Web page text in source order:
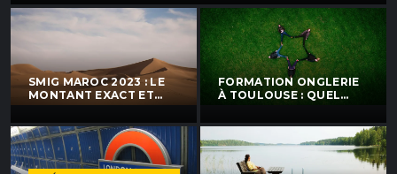
SMIG MAROC 2023 : LE
MONTANT EXACT ET
TOUTES LES
NOUVELLES RÈGLES À
CONNAÎTRE
FORMATION ONGLERIE
À TOULOUSE : QUEL